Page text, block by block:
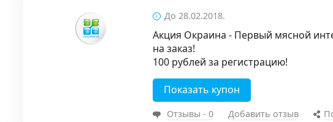
До 28.02.2018.
Акция Окраина - Первый мясной
на заказ!
100 рублей за регистрацию!
Показать купон
Отзывы - 0 Добавить отзыв